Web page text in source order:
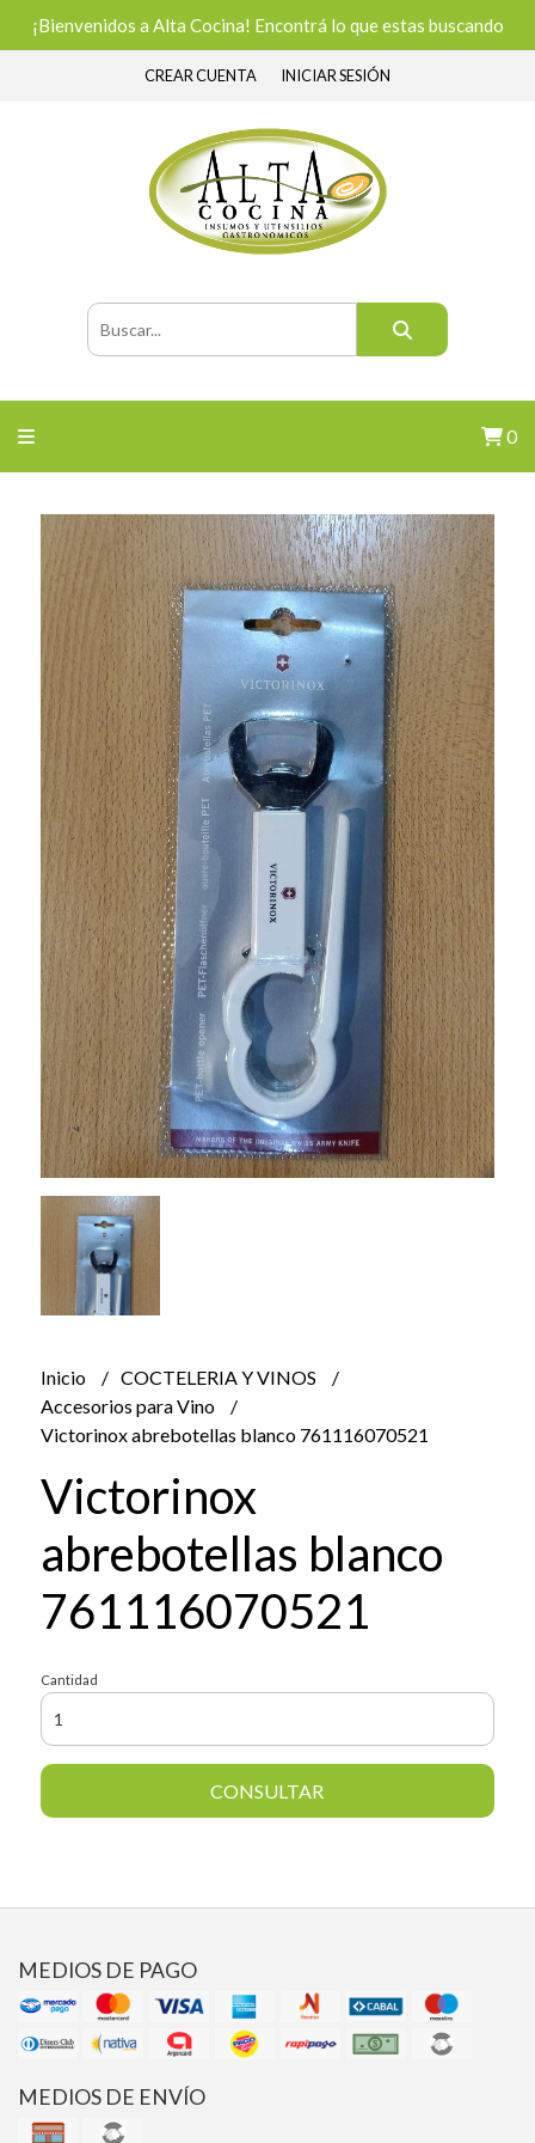
¡Bienvenidos a Alta Cocina! Encontrá lo que estas buscando
CREAR CUENTA INICIAR SESIÓN
0
Inicio
COCTELERIA Y VINOS
Accesorios para Vino
Victorinox abrebotellas blanco 761116070521
Victorinox
abrebotellas blanco
761116070521
Cantidad
CONSULTAR
MEDIOS DE PAGO
MEDIOS DE ENVÍO